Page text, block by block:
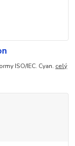
ISO/IEC. Cyan. celý